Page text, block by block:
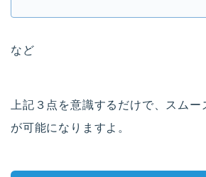
など
上記３点を意識するだけで、スム
が可能になりますよ。